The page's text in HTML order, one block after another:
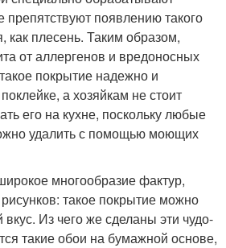
появлению такого
как плесень. Таким образом,
от аллергенов и вредоносных
покрытие надежно и
а хозяйкам не стоит
его на кухне, поскольку любые
удалить с помощью моющих
многообразие фактур,
такое покрытие можно
Из чего же сделаны эти чудо-
такие обои на бумажной основе,